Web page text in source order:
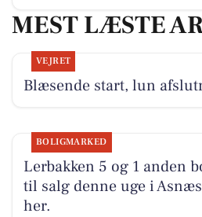
MEST LÆSTE
VEJRET
Blæsende start, lun
BOLIGMARKED
Lerbakken 5 og 1 anden
til salg denne uge i
her.